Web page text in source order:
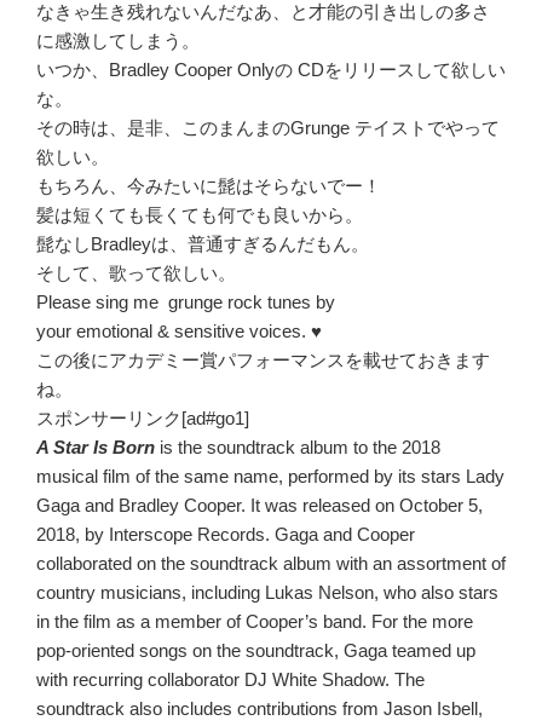
なきゃ生き残れないんだなあ、と才能の引き出しの多さ
に感激してしまう。
いつか、Bradley Cooper Onlyの CDをリリースして欲しい
な。
その時は、是非、このまんまのGrunge テイストでやって
欲しい。
もちろん、今みたいに髭はそらないでー！
髪は短くても長くても何でも良いから。
髭なしBradleyは、普通すぎるんだもん。
そして、歌って欲しい。
Please sing me grunge rock tunes by
your emotional & sensitive voices. ♥️
この後にアカデミー賞パフォーマンスを載せておきます
ね。
スポンサーリンク[ad#go1]
A Star Is Born is the soundtrack album to the 2018
musical film of the same name, performed by its stars Lady
Gaga and Bradley Cooper. It was released on October 5,
2018, by Interscope Records. Gaga and Cooper
collaborated on the soundtrack album with an assortment of
country musicians, including Lukas Nelson, who also stars
in the film as a member of Cooper’s band. For the more
pop-oriented songs on the soundtrack, Gaga teamed up
with recurring collaborator DJ White Shadow. The
soundtrack also includes contributions from Jason Isbell,